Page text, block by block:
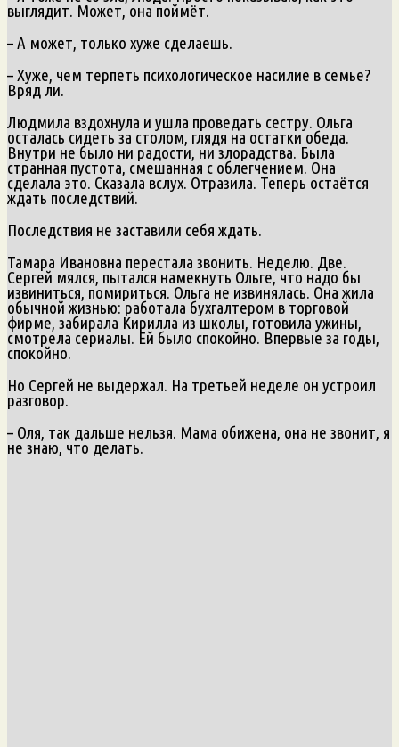
выглядит. Может, она поймёт.
– А может, только хуже сделаешь.
– Хуже, чем терпеть психологическое насилие в семье?
Вряд ли.
Людмила вздохнула и ушла проведать сестру. Ольга
осталась сидеть за столом, глядя на остатки обеда.
Внутри не было ни радости, ни злорадства. Была
странная пустота, смешанная с облегчением. Она
сделала это. Сказала вслух. Отразила. Теперь остаётся
ждать последствий.
Последствия не заставили себя ждать.
Тамара Ивановна перестала звонить. Неделю. Две.
Сергей мялся, пытался намекнуть Ольге, что надо бы
извиниться, помириться. Ольга не извинялась. Она жила
обычной жизнью: работала бухгалтером в торговой
фирме, забирала Кирилла из школы, готовила ужины,
смотрела сериалы. Ей было спокойно. Впервые за годы,
спокойно.
Но Сергей не выдержал. На третьей неделе он устроил
разговор.
– Оля, так дальше нельзя. Мама обижена, она не звонит, я
не знаю, что делать.